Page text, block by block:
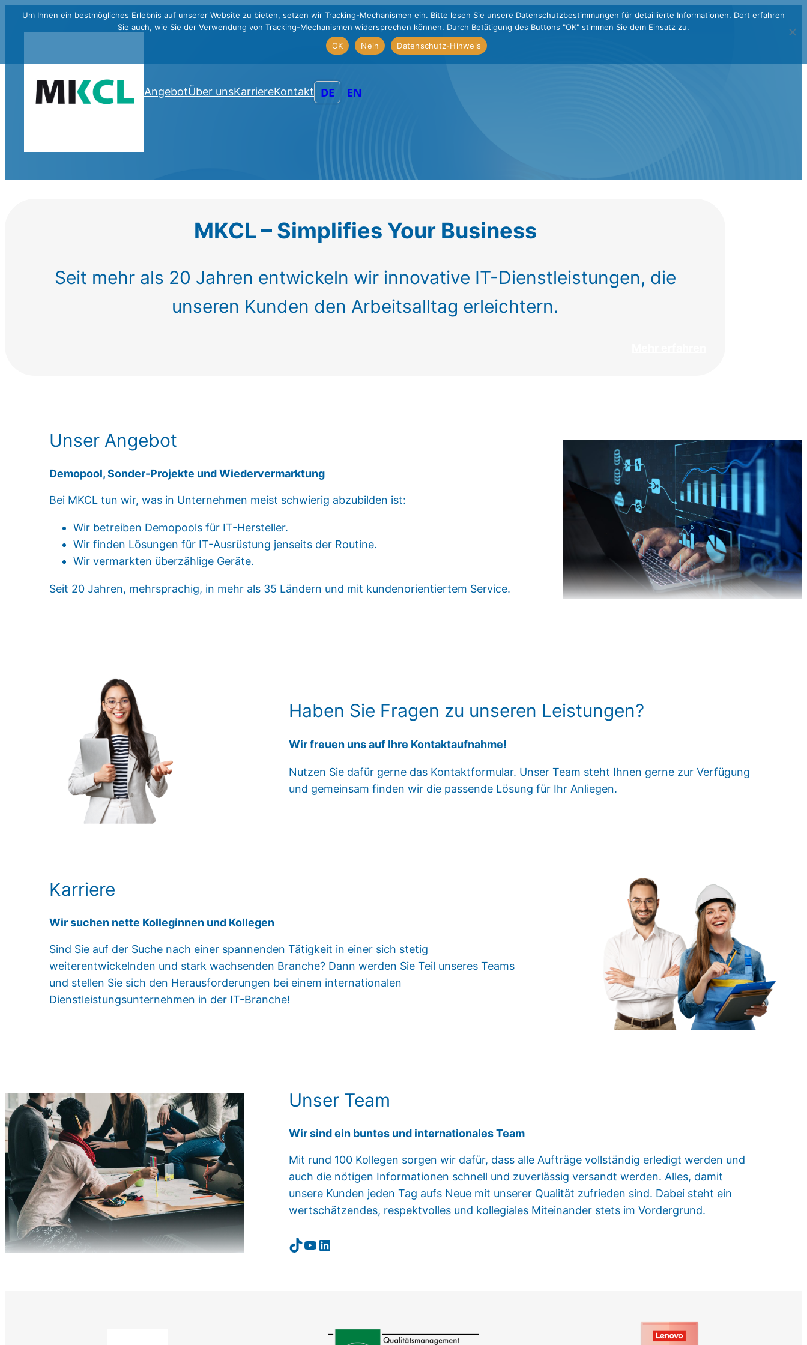
AngebotÜber unsKarriereKontakt DE EN
MKCL – Simplifies Your Business
Seit mehr als 20 Jahren entwickeln wir innovative IT-Dienstleistungen, die
unseren Kunden den Arbeitsalltag erleichtern.
Unser Angebot
Demopool, Sonder-Projekte und Wiedervermarktung
Bei MKCL tun wir, was in Unternehmen meist schwierig abzubilden ist:
Wir betreiben Demopools für IT-Hersteller.
Wir finden Lösungen für IT-Ausrüstung jenseits der Routine.
Wir vermarkten überzählige Geräte.
Seit 20 Jahren, mehrsprachig, in mehr als 35 Ländern und mit kundenorientiertem Service.
Haben Sie Fragen zu unseren Leistungen?
Wir freuen uns auf Ihre Kontaktaufnahme!
Nutzen Sie dafür gerne das Kontaktformular. Unser Team steht Ihnen gerne zur Verfügung
und gemeinsam finden wir die passende Lösung für Ihr Anliegen.
Karriere
Wir suchen nette Kolleginnen und Kollegen
Sind Sie auf der Suche nach einer spannenden Tätigkeit in einer sich stetig
weiterentwickelnden und stark wachsenden Branche? Dann werden Sie Teil unseres Teams
und stellen Sie sich den Herausforderungen bei einem internationalen
Dienstleistungsunternehmen in der IT-Branche!
Unser Team
Wir sind ein buntes und internationales Team
Mit rund 100 Kollegen sorgen wir dafür, dass alle Aufträge vollständig erledigt werden und
auch die nötigen Informationen schnell und zuverlässig versandt werden. Alles, damit
unsere Kunden jeden Tag aufs Neue mit unserer Qualität zufrieden sind. Dabei steht ein
wertschätzendes, respektvolles und kollegiales Miteinander stets im Vordergrund.
TikTok YouTube LinkedIn
Um Ihnen ein bestmögliches Erlebnis auf unserer Website zu bieten, setzen wir Tracking-Mechanismen ein. Bitte lesen Sie unsere Datenschutzbestimmungen für detaillierte Informationen. Dort erfahren
Sie auch, wie Sie der Verwendung von Tracking-Mechanismen widersprechen können. Durch Betätigung des Buttons "OK" stimmen Sie dem Einsatz zu.
OK
Nein Datenschutz-Hinweis